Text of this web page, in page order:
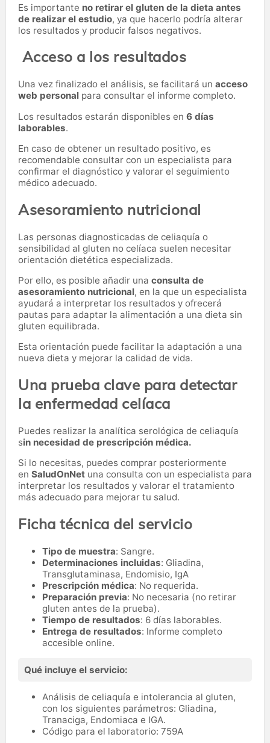
Es importante no retirar el gluten de la dieta antes
de realizar el estudio, ya que hacerlo podría alterar
los resultados y producir falsos negativos.
Acceso a los resultados
Una vez finalizado el análisis, se facilitará un acceso
web personal para consultar el informe completo.
Los resultados estarán disponibles en 6 días
laborables.
En caso de obtener un resultado positivo, es
recomendable consultar con un especialista para
confirmar el diagnóstico y valorar el seguimiento
médico adecuado.
Asesoramiento nutricional
Las personas diagnosticadas de celiaquía o
sensibilidad al gluten no celíaca suelen necesitar
orientación dietética especializada.
Por ello, es posible añadir una consulta de
asesoramiento nutricional, en la que un especialista
ayudará a interpretar los resultados y ofrecerá
pautas para adaptar la alimentación a una dieta sin
gluten equilibrada.
Esta orientación puede facilitar la adaptación a una
nueva dieta y mejorar la calidad de vida.
Una prueba clave para detectar
la enfermedad celíaca
Puedes realizar la analítica serológica de celiaquía
sin necesidad de prescripción médica.
Si lo necesitas, puedes comprar posteriormente
en SaludOnNet una consulta con un especialista para
interpretar los resultados y valorar el tratamiento
más adecuado para mejorar tu salud.
Ficha técnica del servicio
Tipo de muestra: Sangre.
Determinaciones incluidas: Gliadina,
Transglutaminasa, Endomisio, IgA
Prescripción médica: No requerida.
Preparación previa: No necesaria (no retirar
gluten antes de la prueba).
Tiempo de resultados: 6 días laborables.
Entrega de resultados: Informe completo
accesible online.
Qué incluye el servicio:
Análisis de celiaquía e intolerancia al gluten,
con los siguientes parámetros: Gliadina,
Tranaciga, Endomiaca e IGA.
Código para el laboratorio: 759A